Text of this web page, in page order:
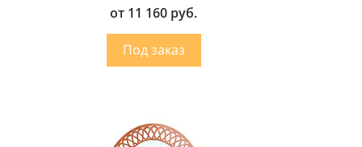
от 11 160 руб.